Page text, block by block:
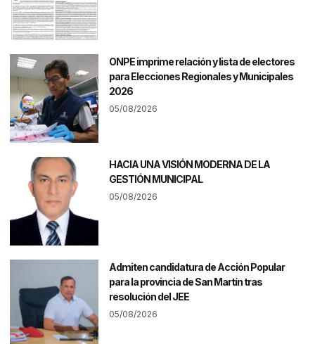
ONPE imprime relación y lista de electores
para Elecciones Regionales y Municipales
2026
05/08/2026
HACIA UNA VISIÓN MODERNA DE LA
GESTIÓN MUNICIPAL
05/08/2026
Admiten candidatura de Acción Popular
para la provincia de San Martín tras
resolución del JEE
05/08/2026